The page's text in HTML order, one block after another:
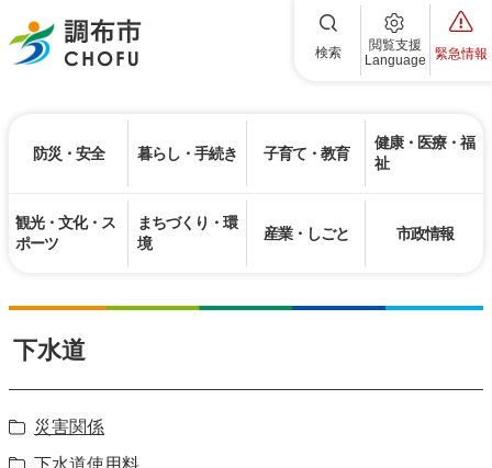
調布市 検索
閲覧支援
Language
緊急情報
防災・安全 暮らし・手続き 子育て・教育
健康・医療・福
祉
観光・文化・ス
ポーツ
まちづくり・環
境
産業・しごと 市政情報
下水道
災害関係
下水道使用料